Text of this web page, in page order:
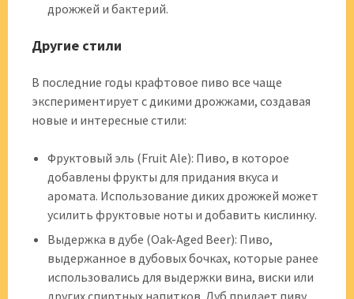
дрожжей и бактерий.
Другие стили
В последние годы крафтовое пиво все чаще
экспериментирует с дикими дрожжами, создавая
новые и интересные стили:
Фруктовый эль (Fruit Ale): Пиво, в которое
добавлены фрукты для придания вкуса и
аромата. Использование диких дрожжей может
усилить фруктовые ноты и добавить кислинку.
Выдержка в дубе (Oak-Aged Beer): Пиво,
выдержанное в дубовых бочках, которые ранее
использовались для выдержки вина, виски или
других спиртных напитков. Дуб придает пиву